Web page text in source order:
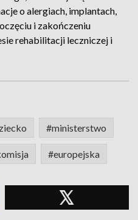
o alergiach, implantach,
i zakończeniu
rehabilitacji leczniczej i
#ministerstwo
#europejska